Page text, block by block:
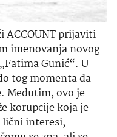
ACCOUNT prijaviti
imenovanja novog
Gunić“. U
tog momenta da
Međutim, ovo je
korupcije koja je
interesi,